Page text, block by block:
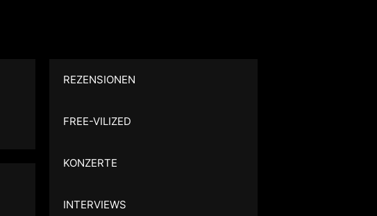
REZENSIONEN
FREE-VILIZED
KONZERTE
INTERVIEWS